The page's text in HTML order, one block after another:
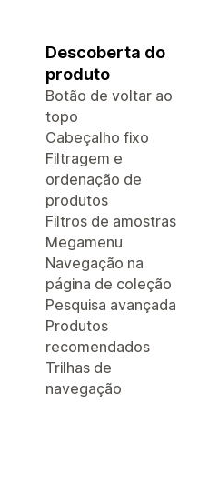
Descoberta do
produto
Botão de voltar ao
topo
Cabeçalho fixo
Filtragem e
ordenação de
produtos
Filtros de amostras
Megamenu
Navegação na
página de coleção
Pesquisa avançada
Produtos
recomendados
Trilhas de
navegação